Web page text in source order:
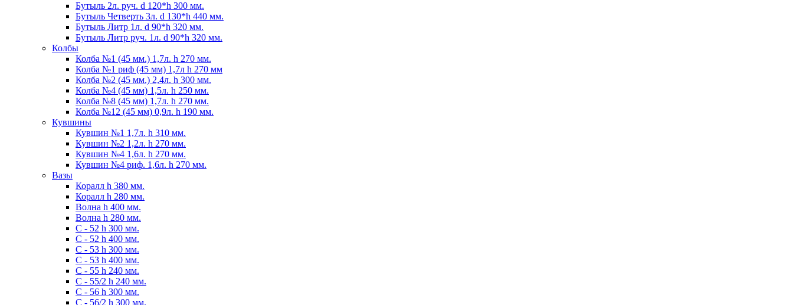
Бутыль 2л. руч. d 120*h 300 мм.
Бутыль Четверть 3л. d 130*h 440 мм.
Бутыль Литр 1л. d 90*h 320 мм.
Бутыль Литр руч. 1л. d 90*h 320 мм.
Колбы
Колба №1 (45 мм.) 1,7л. h 270 мм.
Колба №1 риф (45 мм) 1,7л h 270 мм
Колба №2 (45 мм.) 2,4л. h 300 мм.
Колба №4 (45 мм) 1,5л. h 250 мм.
Колба №8 (45 мм) 1,7л. h 270 мм.
Колба №12 (45 мм) 0,9л. h 190 мм.
Кувшины
Кувшин №1 1,7л. h 310 мм.
Кувшин №2 1,2л. h 270 мм.
Кувшин №4 1,6л. h 270 мм.
Кувшин №4 риф. 1,6л. h 270 мм.
Вазы
Коралл h 380 мм.
Коралл h 280 мм.
Волна h 400 мм.
Волна h 280 мм.
C - 52 h 300 мм.
C - 52 h 400 мм.
С - 53 h 300 мм.
С - 53 h 400 мм.
С - 55 h 240 мм.
С - 55/2 h 240 мм.
С - 56 h 300 мм.
С - 56/2 h 300 мм.